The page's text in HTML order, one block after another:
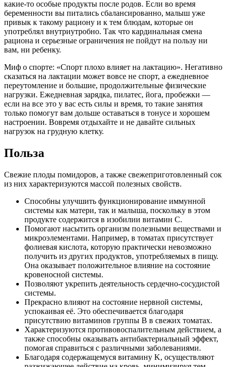
какие-то особые продукты после родов. Если во время
беременности вы питались сбалансированно, малыш уже
привык к такому рациону и к тем блюдам, которые он
употреблял внутриутробно. Так что кардинальная смена
рациона и серьезные ограничения не пойдут на пользу ни
вам, ни ребенку.
Миф о спорте: «Спорт плохо влияет на лактацию». Негативно
сказаться на лактации может вовсе не спорт, а ежедневное
переутомление и большие, продолжительные физические
нагрузки. Ежедневная зарядка, пилатес, йога, пробежки —
если на все это у вас есть силы и время, то такие занятия
только помогут вам дольше оставаться в тонусе и хорошем
настроении. Вовремя отдыхайте и не давайте сильных
нагрузок на грудную клетку.
Польза
Свежие плоды помидоров, а также свежеприготовленный сок
из них характеризуются массой полезных свойств.
Способны улучшить функционирование иммунной
системы как матери, так и малыша, поскольку в этом
продукте содержится в изобилии витамин C.
Помогают насытить организм полезными веществами и
микроэлементами. Например, в томатах присутствует
фолиевая кислота, которую практически невозможно
получить из других продуктов, употребляемых в пищу.
Она оказывает положительное влияние на состояние
кровеносной системы.
Позволяют укрепить деятельность сердечно-сосудистой
системы.
Прекрасно влияют на состояние нервной системы,
успокаивая её. Это обеспечивается благодаря
присутствию витаминов группы B в свежих томатах.
Характеризуются противовоспалительным действием, а
также способны оказывать антибактериальный эффект,
помогая справиться с различными заболеваниями.
Благодаря содержащемуся витамину K, осуществляют